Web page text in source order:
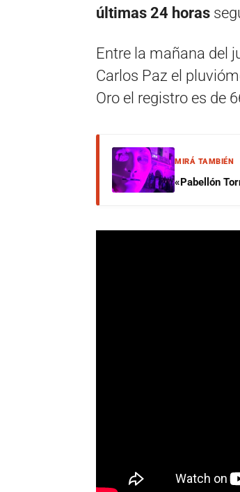
últimas 24 horas
Entre la mañana del
Carlos Paz el
Oro el registro es de
MIRÁ TAMBIÉN
«Pabellón